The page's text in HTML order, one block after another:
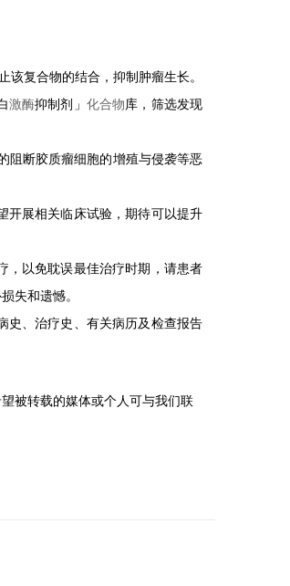
复合物的结合，抑制肿瘤生长。
激酶抑制剂」 化合物库，筛选发现
阻断胶质瘤细胞的增殖与侵袭等恶
开展相关临床试验，期待可以提升
，以免耽误最佳治疗时期，请患者
失和遗憾。
史、治疗史、有关病历及检查报告
被转载的媒体或个人可与我们联